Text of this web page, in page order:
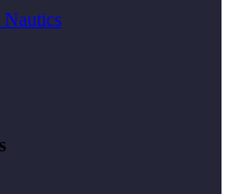
Nautics